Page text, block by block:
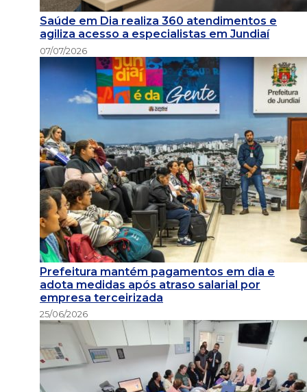
Saúde em Dia realiza 360 atendimentos e
agiliza acesso a especialistas em Jundiaí
07/07/2026
Prefeitura mantém pagamentos em dia e
adota medidas após atraso salarial por
empresa terceirizada
25/06/2026